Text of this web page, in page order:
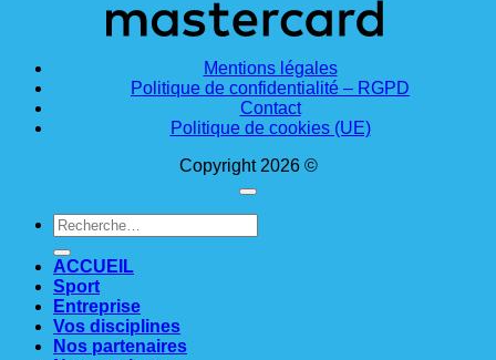
Mentions légales
Politique de confidentialité – RGPD
Contact
Politique de cookies (UE)
Copyright 2026 ©
Recherche
pour :
ACCUEIL
Sport
Entreprise
Vos disciplines
Nos partenaires